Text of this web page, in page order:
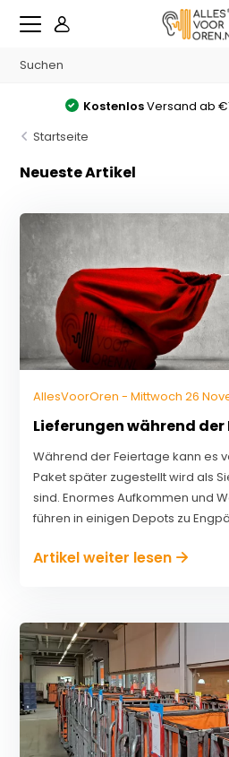
KostenlosVersand ab
Startseite
Neueste Artikel
AllesVoorOren - Mittwoch 26
Lieferungen während
Während der Feiertage kann es
Paket später zugestellt wird als
sind. Enormes Aufkommen und
führen in einigen Depots zu
Artikel weiter lesen